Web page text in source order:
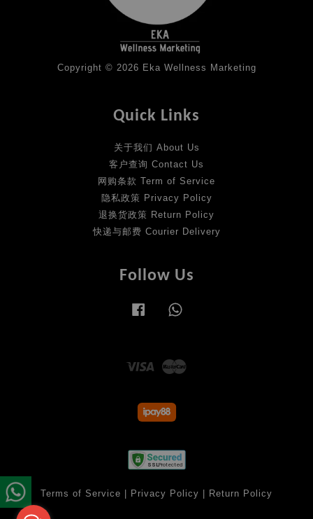
Copyright © 2026 Eka Wellness Marketing
Quick Links
关于我们 About Us
客户查询 Contact Us
网购条款 Term of Service
隐私政策 Privacy Policy
退换货政策 Return Policy
快递与邮费 Courier Delivery
Follow Us
Facebook
Visa
Terms of Service | Privacy Policy | Return Policy